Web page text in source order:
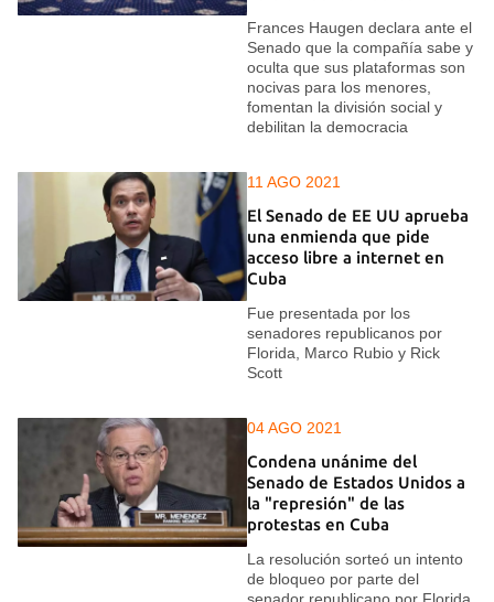
Frances Haugen declara ante el
Senado que la compañía sabe y
oculta que sus plataformas son
nocivas para los menores,
fomentan la división social y
debilitan la democracia
11 AGO 2021
El Senado de EE UU aprueba
una enmienda que pide
acceso libre a internet en
Cuba
Fue presentada por los
senadores republicanos por
Florida, Marco Rubio y Rick
Scott
04 AGO 2021
Condena unánime del
Senado de Estados Unidos a
la "represión" de las
protestas en Cuba
La resolución sorteó un intento
de bloqueo por parte del
senador republicano por Florida